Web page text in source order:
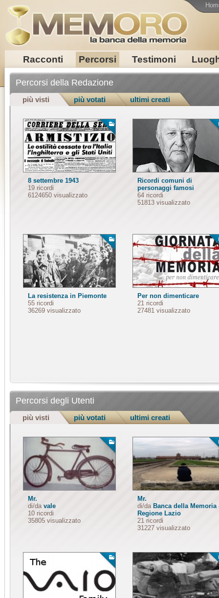
Racconti Percorsi Testimoni
Percorsi della Redazione
più visti più votati ultimi creati
8 settembre 1943
19 ricordi
6124650 visualizzato
Ricordi comuni di
personaggi famosi
64 ricordi
51813 visualizzato
La resistenza in Piemonte
55 ricordi
36269 visualizzato
Per non dimenticare
21 ricordi
27481 visualizzato
Percorsi degli Utenti
più visti più votati ultimi creati
Mr.
di/da vale
10 ricordi
35805 visualizzato
Mr.
di/da Banca della Memoria
Regione Lazio
21 ricordi
31227 visualizzato